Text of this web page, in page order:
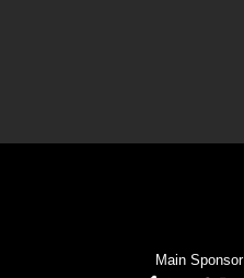
Main Sponsor